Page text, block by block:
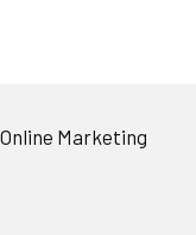
Online Marketing